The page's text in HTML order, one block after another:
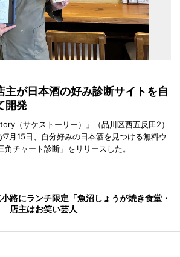
主が日本酒の好み診断サイトを自
開発
（サケストーリー）」（品川区西五反田2）
7月15日、自分好みの日本酒を見つける無料ウ
角チャート診断」をリリースした。
路にランチ限定「魚沼しょうが焼き食堂・
店主はお笑い芸人